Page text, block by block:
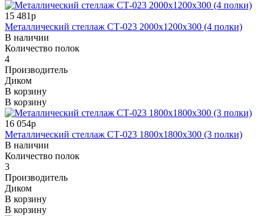
15 481р
Металлический стеллаж СТ-023 2000x1200x300 (4 полки)
В наличии
Количество полок
4
Производитель
Диком
В корзину
В корзину
16 054р
Металлический стеллаж СТ-023 1800x1800x300 (3 полки)
В наличии
Количество полок
3
Производитель
Диком
В корзину
В корзину